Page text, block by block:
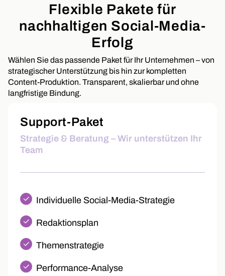
Flexible Pakete für
nachhaltigen Social-Media-
Erfolg
Wählen Sie das passende Paket für Ihr Unternehmen – von
strategischer Unterstützung bis hin zur kompletten
Content-Produktion. Transparent, skalierbar und ohne
langfristige Bindung.
Support-Paket
Strategie & Beratung – Wir unterstützen Ihr
Team
Individuelle Social-Media-Strategie
Redaktionsplan
Themenstrategie
Performance-Analyse